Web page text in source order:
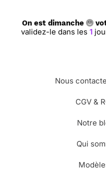
On est dimanche
validez-le dans les 1
Nous
CGV &
Notre
Qui